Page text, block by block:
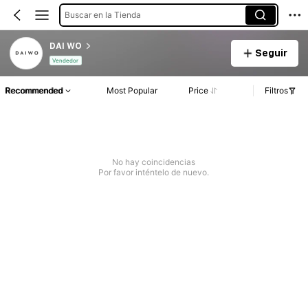
Buscar en la Tienda
DAI WO
Vendedor
Seguir
Recommended Most Popular Price Filtros
No hay coincidencias
Por favor inténtelo de nuevo.